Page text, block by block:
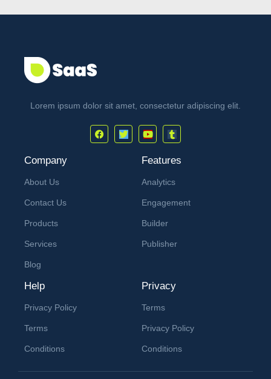
Lorem ipsum dolor sit amet, consectetur adipiscing elit.
Company
About Us
Contact Us
Products
Services
Blog
Features
Analytics
Engagement
Builder
Publisher
Help
Privacy Policy
Terms
Conditions
Privacy
Terms
Privacy Policy
Conditions